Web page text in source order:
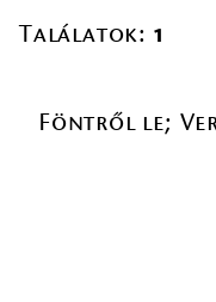
Találatok: 1
Föntről le;